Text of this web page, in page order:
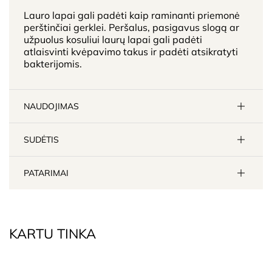
Lauro lapai gali padėti kaip raminanti priemonė
perštinčiai gerklei. Peršalus, pasigavus slogą ar
užpuolus kosuliui laurų lapai gali padėti
atlaisvinti kvėpavimo takus ir padėti atsikratyti
bakterijomis.
NAUDOJIMAS
SUDĖTIS
PATARIMAI
KARTU TINKA